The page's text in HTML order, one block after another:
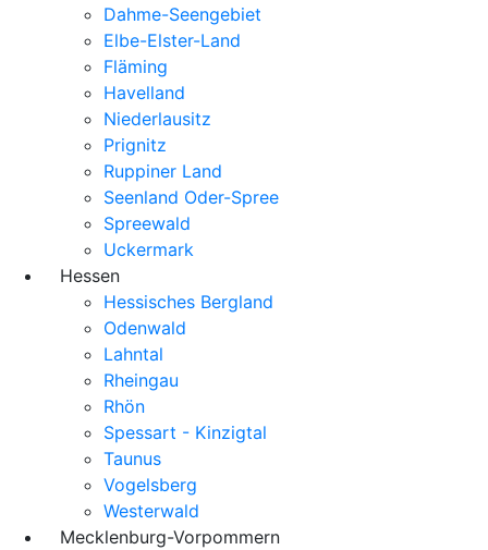
Dahme-Seengebiet
Elbe-Elster-Land
Fläming
Havelland
Niederlausitz
Prignitz
Ruppiner Land
Seenland Oder-Spree
Spreewald
Uckermark
Hessen
Hessisches Bergland
Odenwald
Lahntal
Rheingau
Rhön
Spessart - Kinzigtal
Taunus
Vogelsberg
Westerwald
Mecklenburg-Vorpommern